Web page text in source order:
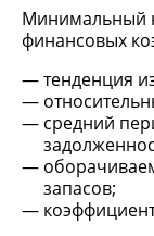
Минимальный
финансовых
тенденция
средний
запасов;